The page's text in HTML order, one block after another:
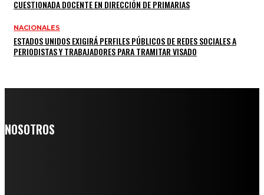
CUESTIONADA DOCENTE EN DIRECCIÓN DE PRIMARIAS
NACIONALES
ESTADOS UNIDOS EXIGIRÁ PERFILES PÚBLICOS DE REDES SOCIALES A
PERIODISTAS Y TRABAJADORES PARA TRAMITAR VISADO
NOSOTROS